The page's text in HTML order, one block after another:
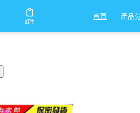
訂單
首頁 產品